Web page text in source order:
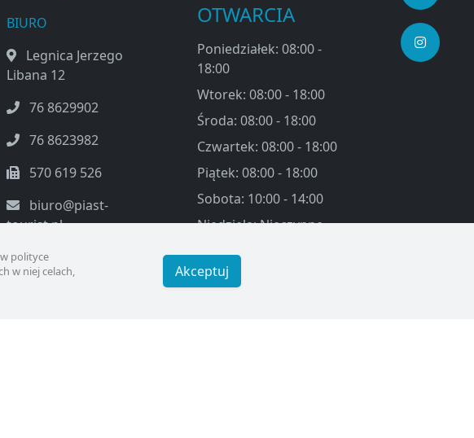
polityce
w niej celach,
Akceptuj
BIURO
Legnica Jerzego
Libana 12
76 8629902
76 8623982
570 619 526
biuro@piast-
tourist.pl
OTWARCIA
Poniedziałek: 08:00 -
18:00
Wtorek: 08:00 - 18:00
Środa: 08:00 - 18:00
Czwartek: 08:00 - 18:00
Piątek: 08:00 - 18:00
Sobota: 10:00 - 14:00
Niedziela: Nieczynne